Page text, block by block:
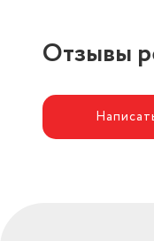
Отзывы